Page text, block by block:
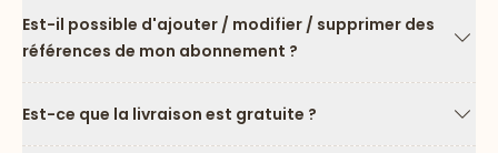
Est-il possible d'ajouter / modifier / supprimer des
références de mon abonnement ?
Est-ce que la livraison est gratuite ?